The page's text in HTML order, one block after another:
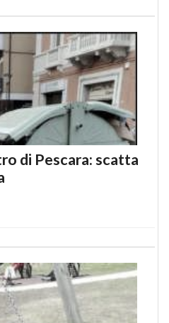
di Pescara: scatta